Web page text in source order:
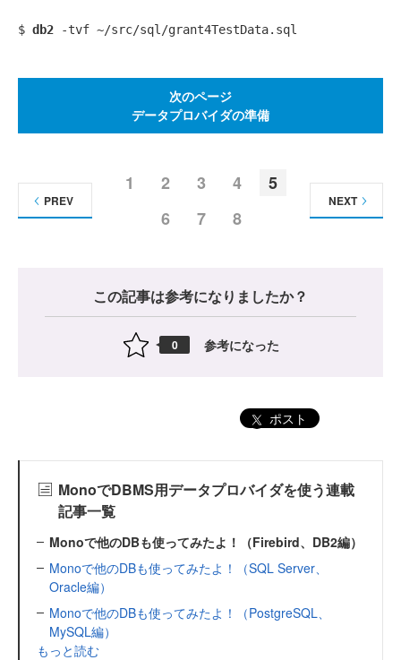
$ db2
次のページ
データプロバイダの準備
1 2 3 4
5
6
7 8
PREV NEXT
この記事は参考になりましたか？
0 参考になった
ポスト
MonoでDBMS用データプロバイダを使う連載
記事一覧
Monoで他のDBも使ってみたよ！（Firebird、DB2編）
Monoで他のDBも使ってみたよ！（SQL Server、
Oracle編）
Monoで他のDBも使ってみたよ！（PostgreSQL、
MySQL編）
もっと読む